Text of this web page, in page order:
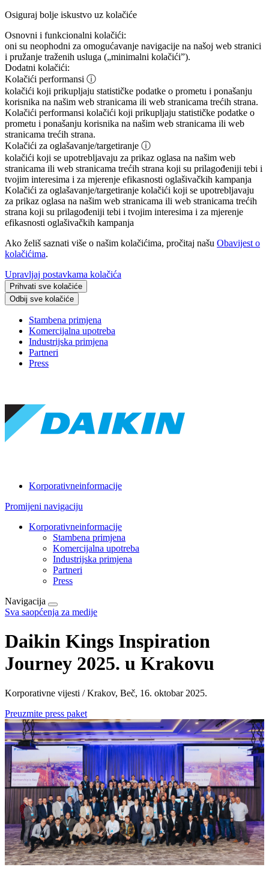
Osiguraj bolje iskustvo uz kolačiće
Osnovni i funkcionalni kolačići:
oni su neophodni za omogućavanje navigacije na našoj web stranici
i pružanje traženih usluga („minimalni kolačići”).
Dodatni kolačići:
Kolačići performansi ⓘ
kolačići koji prikupljaju statističke podatke o prometu i ponašanju
korisnika na našim web stranicama ili web stranicama trećih strana.
Kolačići performansi kolačići koji prikupljaju statističke podatke o
prometu i ponašanju korisnika na našim web stranicama ili web
stranicama trećih strana.
Kolačići za oglašavanje/targetiranje ⓘ
kolačići koji se upotrebljavaju za prikaz oglasa na našim web
stranicama ili web stranicama trećih strana koji su prilagođeniji tebi i
tvojim interesima i za mjerenje efikasnosti oglašivačkih kampanja
Kolačići za oglašavanje/targetiranje kolačići koji se upotrebljavaju
za prikaz oglasa na našim web stranicama ili web stranicama trećih
strana koji su prilagođeniji tebi i tvojim interesima i za mjerenje
efikasnosti oglašivačkih kampanja
Ako želiš saznati više o našim kolačićima, pročitaj našu Obavijest o
kolačićima.
Upravljaj postavkama kolačića
Prihvati sve kolačiće
Odbij sve kolačiće
Stambena primjena
Komercijalna upotreba
Industrijska primjena
Partneri
Press
Korporativneinformacije
Promijeni navigaciju
Korporativneinformacije
Stambena primjena
Komercijalna upotreba
Industrijska primjena
Partneri
Press
Navigacija
Sva saopćenja za medije
Daikin Kings Inspiration
Journey 2025. u Krakovu
Korporativne vijesti / Krakov, Beč, 16. oktobar 2025.
Preuzmite press paket